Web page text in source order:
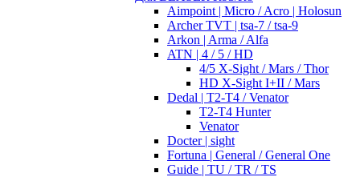
Aimpoint | Micro / Acro | Holosun
Archer TVT | tsa-7 / tsa-9
Arkon | Arma / Alfa
ATN | 4 / 5 / HD
4/5 X-Sight / Mars / Thor
HD X-Sight I+II / Mars
Dedal | T2-T4 / Venator
T2-T4 Hunter
Venator
Docter | sight
Fortuna | General / General One
Guide | TU / TR / TS